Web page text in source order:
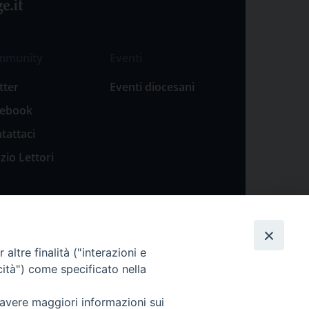
Lettori
Eventi diocesani
altre finalità ("interazioni e
come specificato nella
maggiori informazioni sui